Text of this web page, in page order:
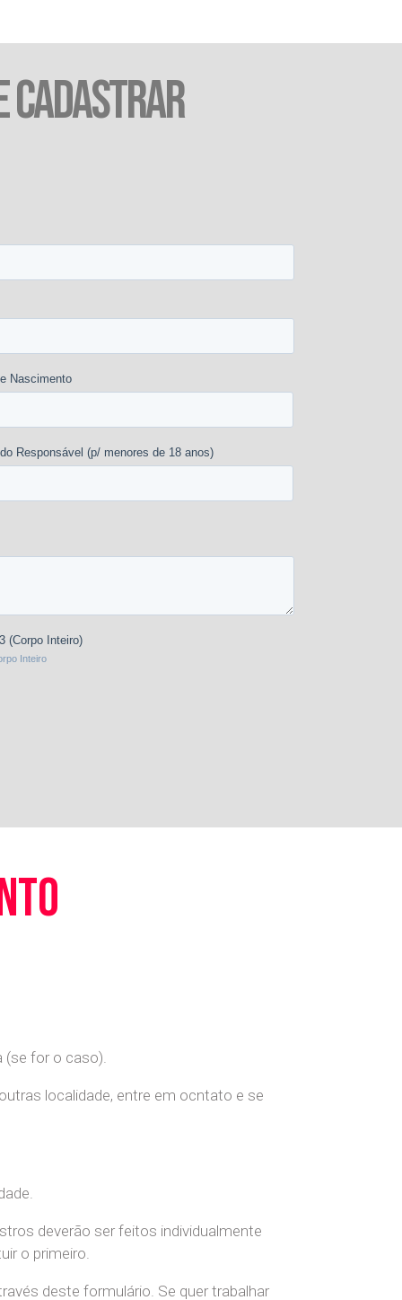
CADASTRAR
for o caso).
outras localidade, entre em ocntato e se
deverão ser feitos individualmente
o primeiro.
deste formulário. Se quer trabalhar